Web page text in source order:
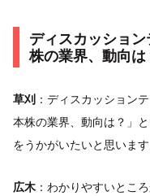
ディスカッショ
株の業界、動向は
草刈 ：ディスカッション
本株の業界、動向は？」
をうかがいたいと思います
広木 ：わかりやすいとこ